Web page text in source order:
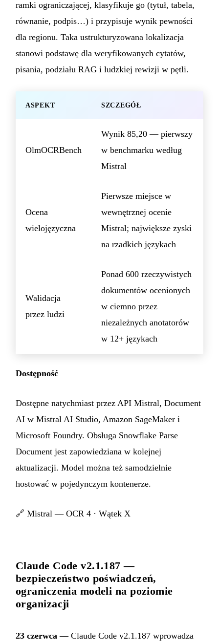
ramki ograniczającej, klasyfikuje go (tytuł, tabela,
równanie, podpis…) i przypisuje wynik pewności
dla regionu. Taka ustrukturyzowana lokalizacja
stanowi podstawę dla weryfikowanych cytatów,
pisania, podziału RAG i ludzkiej rewizji w pętli.
ASPEKT SZCZEGÓŁ
OlmOCRBench
Wynik 85,20 — pierwszy
w benchmarku według
Mistral
Ocena
wielojęzyczna
Pierwsze miejsce w
wewnętrznej ocenie
Mistral; największe zyski
na rzadkich językach
Walidacja
przez ludzi
Ponad 600 rzeczywistych
dokumentów ocenionych
w ciemno przez
niezależnych anotatorów
w 12+ językach
Dostępność
Dostępne natychmiast przez API Mistral, Document
AI w Mistral AI Studio, Amazon SageMaker i
Microsoft Foundry. Obsługa Snowflake Parse
Document jest zapowiedziana w kolejnej
aktualizacji. Model można też samodzielnie
hostować w pojedynczym kontenerze.
🔗 Mistral — OCR 4 · Wątek X
Claude Code v2.1.187 —
bezpieczeństwo poświadczeń,
ograniczenia modeli na poziomie
organizacji
23 czerwca — Claude Code v2.1.187 wprowadza